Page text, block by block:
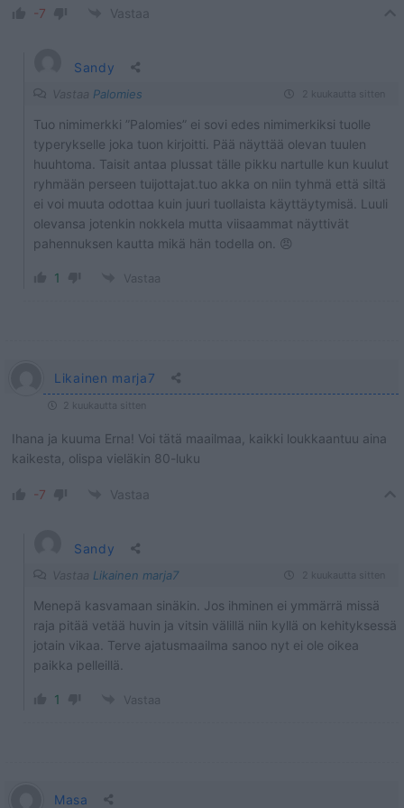
-7 Vastaa
Sandy
Vastaa Palomies 2 kuukautta sitten
Tuo nimimerkki ”Palomies” ei sovi edes nimimerkiksi tuolle
typerykselle joka tuon kirjoitti. Pää näyttää olevan tuulen
huuhtoma. Taisit antaa plussat tälle pikku nartulle kun kuulut
ryhmään perseen tuijottajat.tuo akka on niin tyhmä että siltä
ei voi muuta odottaa kuin juuri tuollaista käyttäytymisä. Luuli
olevansa jotenkin nokkela mutta viisaammat näyttivät
pahennuksen kautta mikä hän todella on. 😠
1 Vastaa
Likainen marja7
2 kuukautta sitten
Ihana ja kuuma Erna! Voi tätä maailmaa, kaikki loukkaantuu aina
kaikesta, olispa vieläkin 80-luku
-7 Vastaa
Sandy
Vastaa Likainen marja7 2 kuukautta sitten
Menepä kasvamaan sinäkin. Jos ihminen ei ymmärrä missä
raja pitää vetää huvin ja vitsin välillä niin kyllä on kehityksessä
jotain vikaa. Terve ajatusmaailma sanoo nyt ei ole oikea
paikka pelleillä.
1 Vastaa
Masa